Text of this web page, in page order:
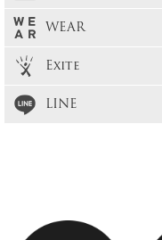
WEAR
Exite
LINE